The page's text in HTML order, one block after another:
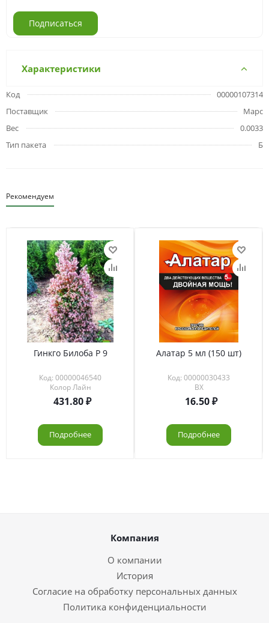
Подписаться
Характеристики
Код
00000107314
Поставщик
Марс
Вес
0.0033
Тип пакета
Б
Рекомендуем
Гинкго Билоба Р 9
Код: 00000046540
Колор Лайн
431.80
Подробнее
Алатар 5 мл (150 шт)
Код: 00000030433
ВХ
16.50
Подробнее
Компания
О компании
История
Согласие на обработку персональных данных
Политика конфиденциальности